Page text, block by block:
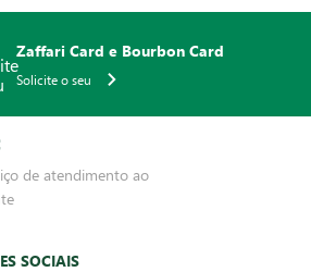
Zaffari Card e Bourbon Card
Solicite o seu
de atendimento ao
SOCIAIS